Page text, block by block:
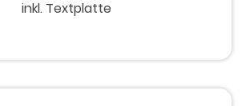
inkl. Textplatte